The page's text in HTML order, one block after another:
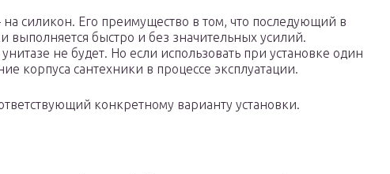
силикон. Его преимущество в том, что последующий в
выполняется быстро и без значительных усилий.
не будет. Но если использовать при установке один
корпуса сантехники в процессе эксплуатации.
конкретному варианту установки.